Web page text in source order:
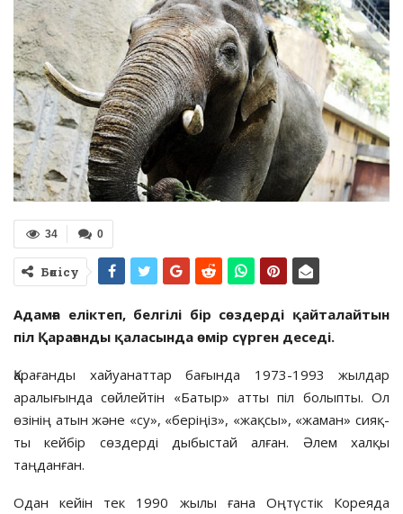
0
34
Бөлісу
Адамға еліктеп, белгілі бір сөздерді қай­талайтын
піл Қарағанды қала­сында өмір сүрген деседі.
Қ
арағанды хайуанаттар бағында 1973-1993 жылдар
аралығында сөйлейтін «Батыр» атты піл болыпты. Ол
өзінің атын және «су», «беріңіз», «жақсы», «жаман» сияқ­
ты кейбір сөздерді дыбыстай алған. Әлем хал­қы
таңданған.
Одан кейін тек 1990 жылы ғана Оңтүстік Кореяда